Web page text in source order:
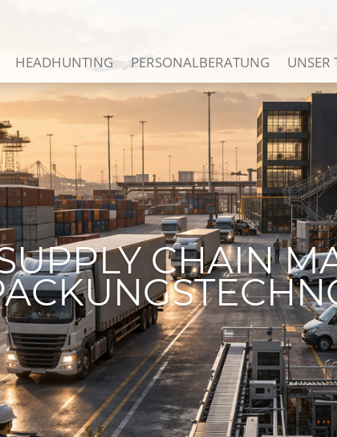
HEADHUNTING PERSONALBERATUNG UNSER
CHAIN